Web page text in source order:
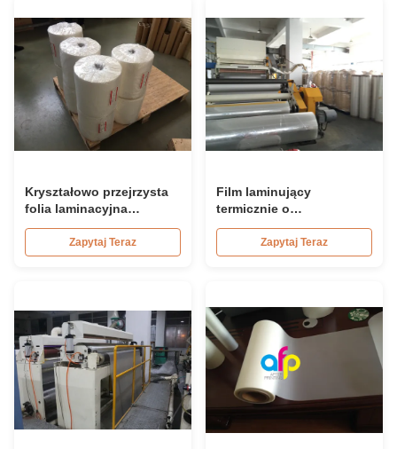
Kryształowo przejrzysta
folia laminacyjna
termiczna 1 lub 3 cali
rdzeń papieru do
opakowań i kartonu
Zapytaj Teraz
Film laminujący
termicznie o
nieprzekraczalnej
zabiegu koronowej,
umożliwiający
Zapytaj Teraz